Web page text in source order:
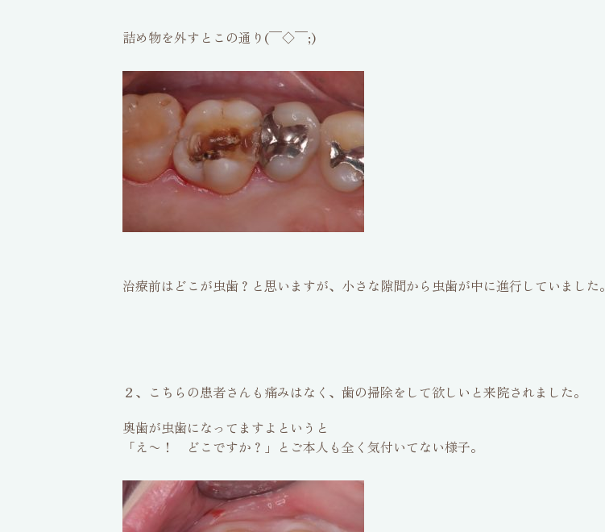
詰め物を外すとこの通り(￣◇￣;)
治療前はどこが虫歯？と思いますが、小さな隙間から虫歯が中に進行していました。
２、こちらの患者さんも痛みはなく、歯の掃除をして欲しいと来院されました。
奥歯が虫歯になってますよというと
「え〜！ どこですか？」とご本人も全く気付いてない様子。